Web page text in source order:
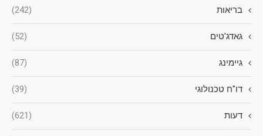
בריאות (242)
גאדג'טים (52)
גיימינג (87)
דו"ח טכנולוגי (39)
דעות (621)